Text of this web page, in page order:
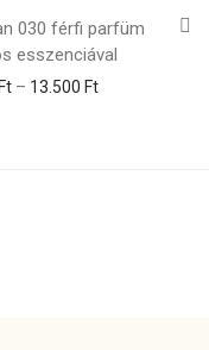
030 férfi parfüm
esszenciával
Ft – 13.500 Ft